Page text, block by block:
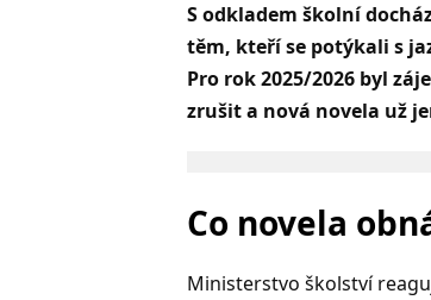
S odkladem školní
těm, kteří se potýkali s
Pro rok 2025/2026 byl
zrušit a nová novela už
Co novela
Ministerstvo školství